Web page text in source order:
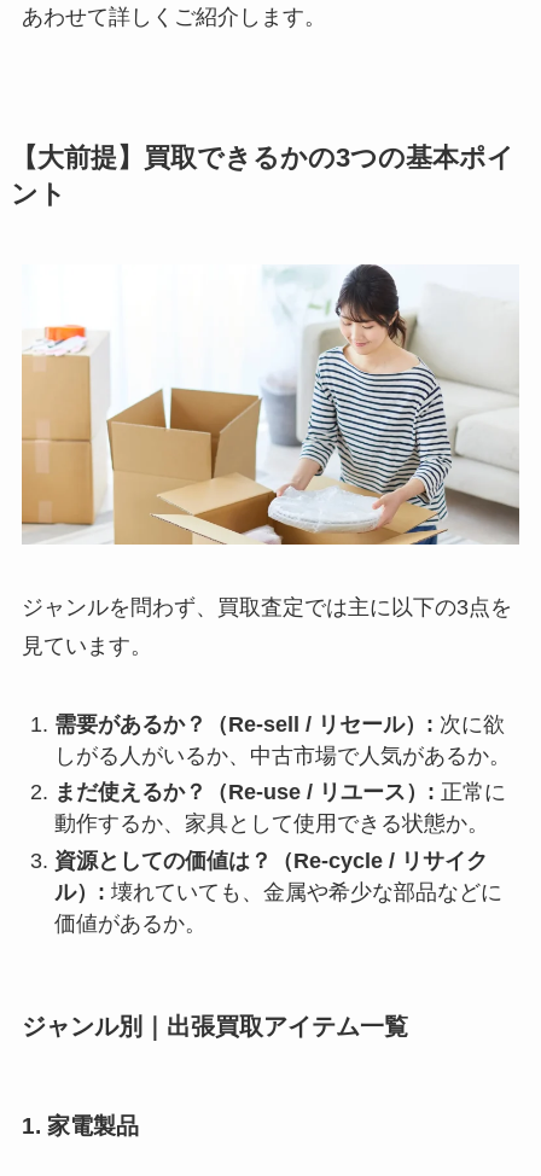
あわせて詳しくご紹介します。
【大前提】買取できるかの3つの基本ポイ
ント
ジャンルを問わず、買取査定では主に以下の3点を
見ています。
需要があるか？（Re-sell / リセール）: 次に欲
しがる人がいるか、中古市場で人気があるか。
まだ使えるか？（Re-use / リユース）: 正常に
動作するか、家具として使用できる状態か。
資源としての価値は？（Re-cycle / リサイク
ル）: 壊れていても、金属や希少な部品などに
価値があるか。
ジャンル別｜出張買取アイテム一覧
1. 家電製品